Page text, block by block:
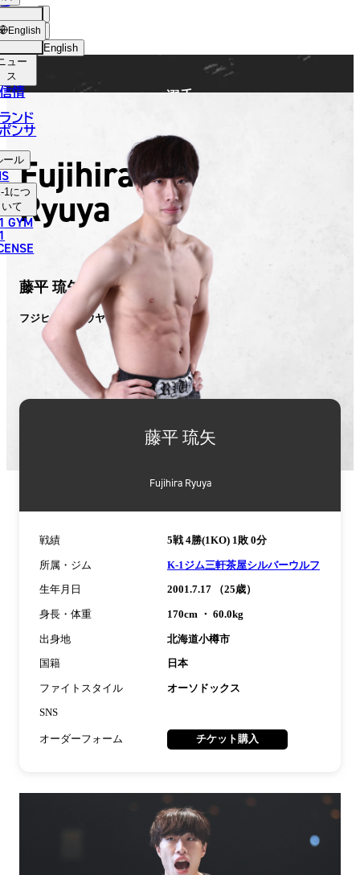
English
中文（简体）
中文（繁體）
ไทย
العربية
ョッ
プ
ュー
ス
情
ンド
ンサ
ール
1につ
いて
GYM
English
選手
Fujihira
Ryuya
藤平 琉矢
フジヒラ リュウヤ
藤平 琉矢
Fujihira Ryuya
戦績 5戦 4勝(1KO) 1敗 0分
所属・ジム K-1ジム三軒茶屋シルバーウルフ
生年月日 2001.7.17 （25歳）
身長・体重 170cm ・ 60.0kg
出身地 北海道小樽市
国籍 日本
ファイトスタイル オーソドックス
SNS
オーダーフォーム チケット購入